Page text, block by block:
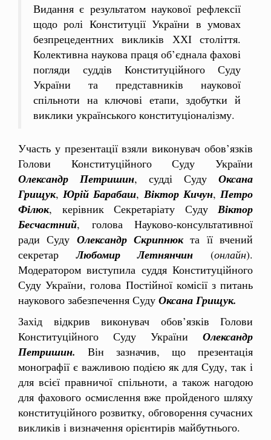
Видання є результатом наукової рефлексії
щодо ролі Конституції України в умовах
безпрецедентних викликів ХХІ століття.
Колективна наукова праця об’єднала фахові
погляди суддів Конституційного Суду
України та представників наукової
спільноти на ключові етапи, здобутки й
виклики українського конституціоналізму.
Участь у презентації взяли виконувач обов’язків
Голови Конституційного Суду України
Олександр Петришин, судді Суду Оксана
Грищук, Юрій Барабаш, Віктор Кичун, Петро
Філюк, керівник Секретаріату Суду Віктор
Бесчастний, голова Науково-консультативної
ради Суду Олександр Скрипнюкта її вчений
секретарЛюбомир Летнянчин(онлайн).
Модератором виступила суддя Конституційного
Суду України, голова Постійної комісії з питань
наукового забезпечення Суду Оксана Грищук.
Захід відкрив виконувач обов’язків Голови
Конституційного Суду України Олександр
Петришин. Він зазначив, що презентація
монографії є важливою подією як для Суду, так і
для всієї правничої спільноти, а також нагодою
для фахового осмислення вже пройденого шляху
конституційного розвитку, обговорення сучасних
викликів і визначення орієнтирів майбутнього.